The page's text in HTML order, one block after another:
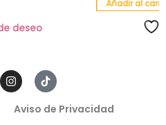
deseo
Añadir al
Aviso de Privacidad